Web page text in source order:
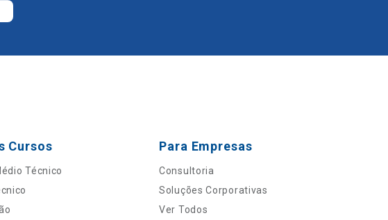
Cursos
Técnico
Para Empresas
Consultoria
Soluções Corporativas
Ver Todos